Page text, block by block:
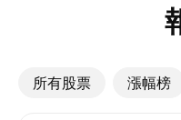
所有股票 漲幅榜